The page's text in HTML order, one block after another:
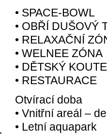
• SPACE-BOWL
• OBŘÍ DUŠOVÝ
• RELAXAČNÍ
• WELNEE ZÓNA
• DĚTSKÝ
• RESTAURACE
Otvírací doba
• Vnitřní areál –
• Letní aquapark